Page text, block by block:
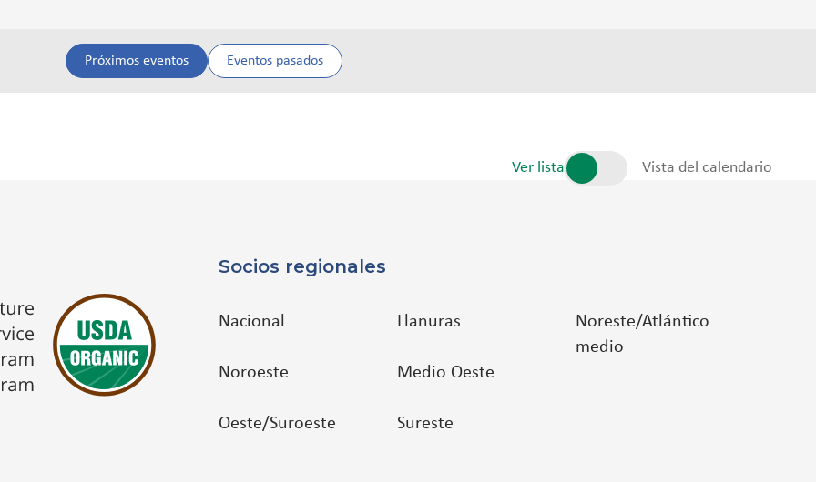
Próximos eventos Eventos pasados
Ver lista Vista del calendario
Socios regionales
Nacional
Noroeste
Oeste/Suroeste
Llanuras
Medio Oeste
Sureste
Noreste/Atlántico
medio